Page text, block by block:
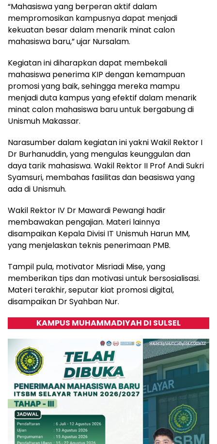
“Mahasiswa yang berperan aktif dalam
mempromosikan kampusnya dapat menjadi
kekuatan besar dalam menarik minat calon
mahasiswa baru,” ujar Nursalam.
Kegiatan ini diharapkan dapat membekali
mahasiswa penerima KIP dengan kemampuan
promosi yang baik, sehingga mereka mampu
menjadi duta kampus yang efektif dalam menarik
minat calon mahasiswa baru untuk bergabung di
Unismuh Makassar.
Narasumber dalam kegiatan ini yakni Wakil Rektor I
Dr Burhanuddin, yang mengulas keunggulan dan
daya tarik mahasiswa. Wakil Rektor II Prof Andi Sukri
Syamsuri, membahas fasilitas dan beasiswa yang
ada di Unismuh.
Wakil Rektor IV Dr Mawardi Pewangi hadir
membawakan pengajian. Materi lainnya
disampaikan Kepala Divisi IT Unismuh Harun MM,
yang menjelaskan teknis penerimaan PMB.
Tampil pula, motivator Misriadi Mise, yang
memberikan tips dan motivasi untuk bersosialisasi.
Materi terakhir, seputar kiat promosi digital,
disampaikan Dr Syahban Nur.
KAMPUS MUHAMMADIYAH DI SULSEL